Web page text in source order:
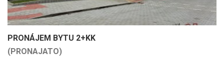
PRONÁJEM BYTU 2+KK
(PRONAJATO)